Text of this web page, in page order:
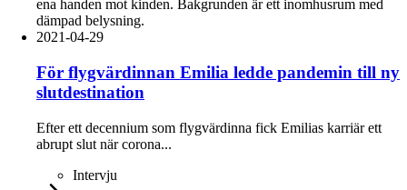
2021-04-29
För flygvärdinnan Emilia ledde pandemin till ny
slutdestination
Efter ett decennium som flygvärdinna fick Emilias karriär ett
abrupt slut när corona...
Intervju